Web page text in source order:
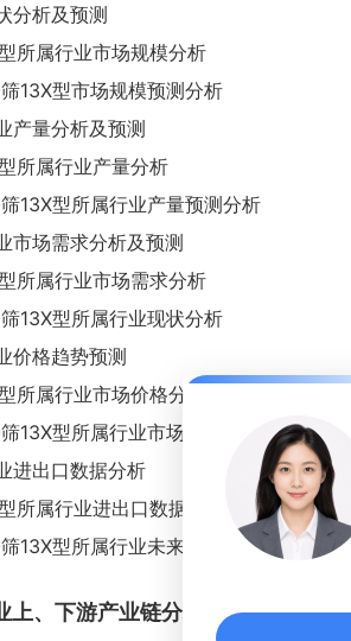
分析及预测
所属行业市场规模分析
13X型市场规模预测分析
产量分析及预测
所属行业产量分析
13X型所属行业产量预测分析
市场需求分析及预测
所属行业市场需求分析
13X型所属行业现状分析
价格趋势预测
所属行业市场价格分析
13X型所属行业市场价格预测分析
进出口数据分析
属行业进出口数据分析
13X型所属行业未来进出口情况预测分析
、下游产业链分析